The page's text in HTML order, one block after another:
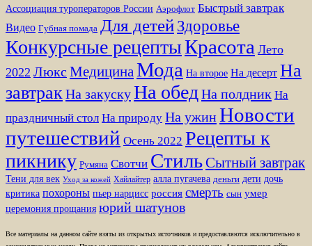
Ассоциация туроператоров России Аэрофлот Быстрый завтрак
Видео Губная помада Для детейЗдоровье
Конкурсные рецептыКрасота Лето
2022 Люкс МедицинаМода На второе На десерт На
завтрак На закускуНа обедНа полдник На
праздничный стол На природу На ужинНовости
путешествий Осень 2022 Рецепты к
пикнику Румяна Свотчи СтильСытный завтрак
Тени для век Уход за кожей Хайлайтер алла пугачева деньги дети дочь
критика похороны пьер нарцисс россия смерть сын умер
церемония прощания юрий шатунов
Все материалы на данном сайте взяты из открытых источников и предоставляются исключительно в